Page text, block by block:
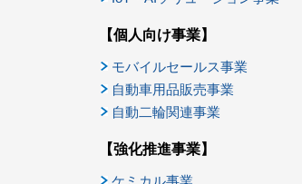
【個人向け事業】
モバイルセールス事業
自動車用品販売事業
自動二輪関連事業
【強化推進事業】
ケミカル事業